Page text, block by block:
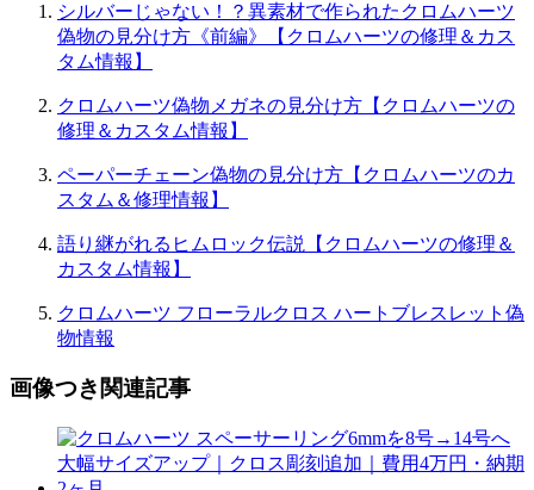
シルバーじゃない！？異素材で作られたクロムハーツ
偽物の見分け方《前編》【クロムハーツの修理＆カス
タム情報】
クロムハーツ偽物メガネの見分け方【クロムハーツの
修理＆カスタム情報】
ペーパーチェーン偽物の見分け方【クロムハーツのカ
スタム＆修理情報】
語り継がれるヒムロック伝説【クロムハーツの修理＆
カスタム情報】
クロムハーツ フローラルクロス ハートブレスレット偽
物情報
画像つき関連記事